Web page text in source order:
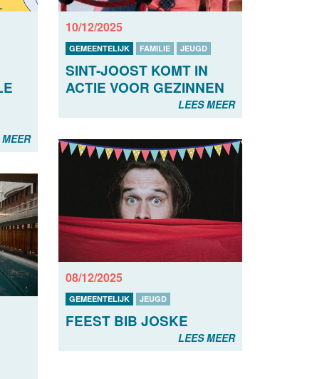
10/12/2025
GEMEENTELIJK FAMILIE JEUGD
SINT-JOOST KOMT IN
ACTIE VOOR GEZINNEN
LEES MEER
08/12/2025
GEMEENTELIJK JEUGD
FEEST BIB JOSKE
LEES MEER